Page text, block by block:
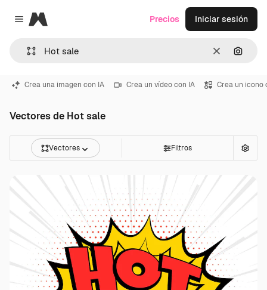
Close menu
Magnific
Borrar
Precios Iniciar sesión
Crea una imagen con IA Crea un vídeo con IA Crea un icono
Vectores de Hot sale
Vectores Filtros